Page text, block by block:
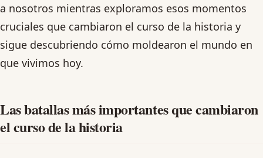
a nosotros mientras exploramos esos momentos
cruciales que cambiaron el curso de la historia y
sigue descubriendo cómo moldearon el mundo en
que vivimos hoy.
Las batallas más importantes que cambiaron
el curso de la historia